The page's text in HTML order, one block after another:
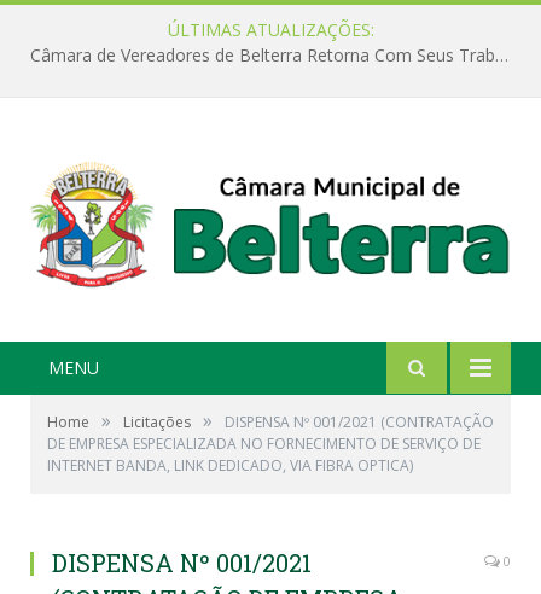
ÚLTIMAS ATUALIZAÇÕES:
Câmara de Vereadores de Belterra Retorna Com Seus Trabalhos Legislativos
MENU
Home » Licitações »
DISPENSA Nº 001/2021 (CONTRATAÇÃO
DE EMPRESA ESPECIALIZADA NO FORNECIMENTO DE SERVIÇO DE
INTERNET BANDA, LINK DEDICADO, VIA FIBRA OPTICA)
DISPENSA Nº 001/2021
0